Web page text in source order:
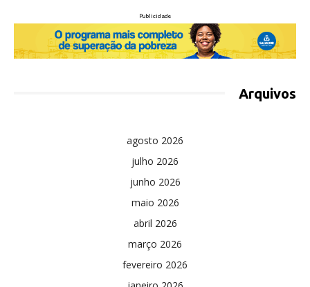
Publicidade
Arquivos
agosto 2026
julho 2026
junho 2026
maio 2026
abril 2026
março 2026
fevereiro 2026